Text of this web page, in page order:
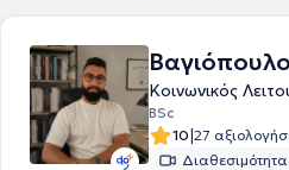
Κοινωνικός
BSc
10|27